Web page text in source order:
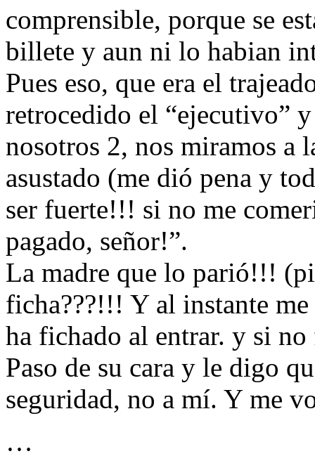
comprensible, porque se
billete y aun ni lo habian
Pues eso, que era el
retrocedido el “ejecutivo”
nosotros 2, nos miramos a
asustado (me dió pena y
ser fuerte!!! si no me
pagado, señor!”.
La madre que lo parió!!!
ficha???!!! Y al instante
ha fichado al entrar. y si
Paso de su cara y le digo
seguridad, no a mí. Y me
…